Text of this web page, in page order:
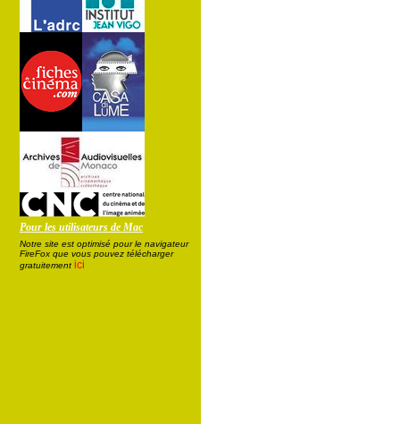
Pour les utilisateurs de Mac
Notre site est optimisé pour le navigateur
FireFox que vous pouvez télécharger
gratuitement ici